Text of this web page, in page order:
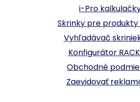
i-Pro
Skrinky pre produkty
Vyhľadávač skriniek
Konfigurátor
Obchodné
Zaevidovať